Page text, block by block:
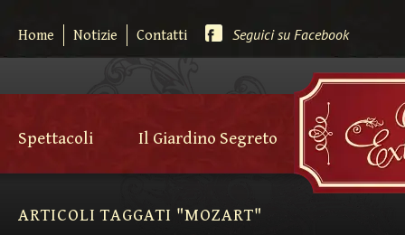
Home Notizie Contatti Seguici su Facebook
Spettacoli Il Giardino Segreto
ARTICOLI TAGGATI "MOZART"